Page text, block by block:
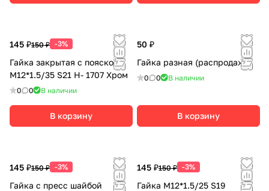
145 ₽150 ₽ -3%
Гайка закрытая с пояском
М12*1.5/35 S21 H- 1707 Хром
0 0 В наличии
В корзину
50 ₽
Гайка разная (распродажа)
0 0 В наличии
В корзину
145 ₽150 ₽ -3%
Гайка с пресс шайбой
145 ₽150 ₽ -3%
Гайка М12*1.5/25 S19